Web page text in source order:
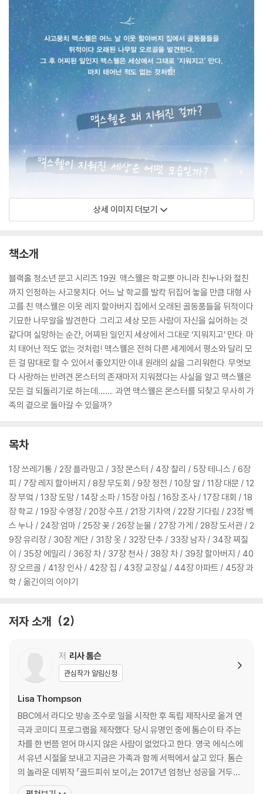
상세 이미지 더보기
책소개
블랙홀 청소년 문고 시리즈 19권. 맥스웰은 학교뿐 아니라 친누나와 절친
까지 인정하는 사고뭉치다. 어느 날 학교를 발칵 뒤집어 놓을 만큼 대형 사
고를 친 맥스웰은 이웃 레지 할아버지 집에서 오래된 골동품들을 뒤적이다
기묘한 나무알을 발견한다. 그리고 세상 모든 사람이 자신을 싫어하는 것
같다며 실망하는 순간, 어찌된 일인지 세상에서 그대로 ‘지워지고’ 만다. 마
치 태어난 적도 없는 것처럼! 맥스웰은 전혀 다른 세계에서 평소와 달리 모
든 걸 맘대로 할 수 있어서 좋았지만 이내 원래의 삶을 그리워한다. 무엇보
다 사랑하는 반려견 몬스터의 존재마저 지워졌다는 사실을 알고 맥스웰은
모든 걸 되돌리기로 하는데……. 과연 맥스웰은 몬스터를 되찾고 무사히 가
족의 곁으로 돌아갈 수 있을까?
목차
1장 쓰레기통 / 2장 플라밍고 / 3장 몬스터 / 4장 찰리 / 5장 테니스 / 6장
피 / 7장 레지 할아버지 / 8장 무도회 / 9장 정전 / 10장 알 / 11장 대문 / 12
장 부엌 / 13장 도망 / 14장 소파 / 15장 아침 / 16장 조사 / 17장 대회 / 18
장 학교 / 19장 수영장 / 20장 수프 / 21장 기차역 / 22장 기다림 / 23장 벡
스 누나 / 24장 엄마 / 25장 꽃 / 26장 눈물 / 27장 가게 / 28장 도서관 / 2
9장 유리장 / 30장 계단 / 31장 옷 / 32장 단추 / 33장 남자 / 34장 찌질
이 / 35장 에밀리 / 36장 차 / 37장 천사 / 38장 차 / 39장 할아버지 / 40
장 오르골 / 41장 인사 / 42장 집 / 43장 교장실 / 44장 아파트 / 45장 과
학 / 옮긴이의 이야기
저자 소개 2
저 리사 톰슨
관심작가 알림신청
Lisa Thompson
BBC에서 라디오 방송 조수로 일을 시작한 후 독립 제작사로 옮겨 연
극과 코미디 프로그램을 제작했다. 당시 유명인 중에 톰슨이 타 주는
차를 한 번쯤 얻어 마시지 않은 사람이 없었다고 한다. 영국 에식스에
서 유년 시절을 보내고 지금은 가족과 함께 서퍽에서 살고 있다. 톰슨
의 놀라운 데뷔작 『골드피쉬 보이』는 2017년 엄청난 성공을 거두었
고, 이듬해 한국어판으로 출간되었다. 데뷔 후 전업 작가로서 매해 꾸